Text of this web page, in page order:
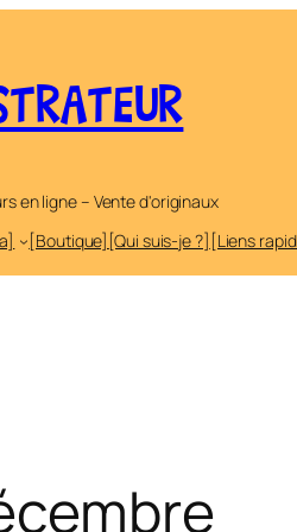
en ligne – Vente d'originaux
[Boutique] [Qui suis-je ?] [Liens